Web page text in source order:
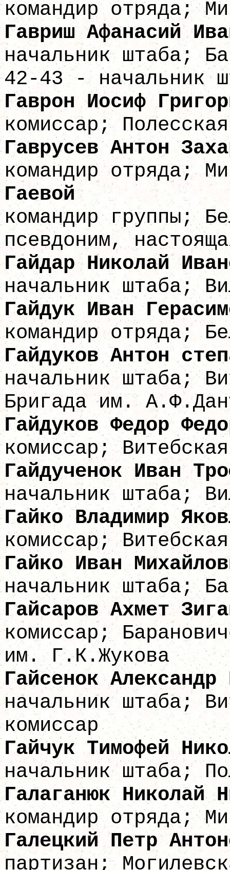
командир отряда;
Гавриш
начальник штаба;
42-43 - начальник
Гаврон Иосиф
комиссар;
Гаврусев
командир отряда;
командир группы;
псевдоним,
Гайдар
начальник штаба;
Гайдук Иван
командир отряда;
Гайдуков
начальник штаба;
Бригада им.
Гайдуков
комиссар;
Гайдученок
начальник штаба;
Гайко
комиссар;
Гайко Иван
начальник штаба;
Гайсаров Ахмет
комиссар;
им. Г.К.Жукова
Гайсенок
начальник штаба;
комиссар
Гайчук
начальник штаба;
Галаганюк
командир отряда;
Галецкий
партизан;